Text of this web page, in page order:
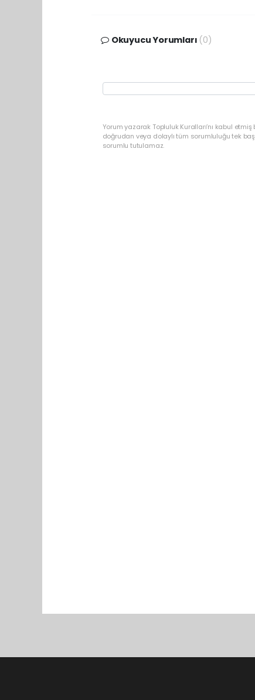
Okuyucu Yorumları (0)
Yorum yazarak Topluluk Kuralları’nı kabul
doğrudan veya dolaylı tüm sorumluluğu tek
sorumlu tutulamaz.